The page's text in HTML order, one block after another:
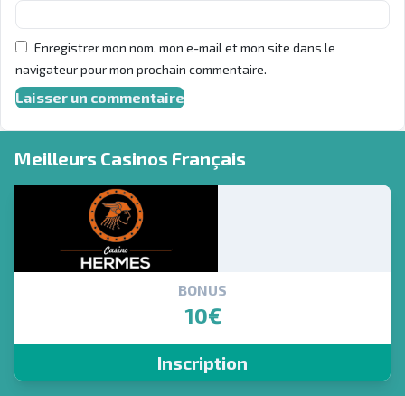
Enregistrer mon nom, mon e-mail et mon site dans le
navigateur pour mon prochain commentaire.
Meilleurs Casinos Français
BONUS
10€
Inscription